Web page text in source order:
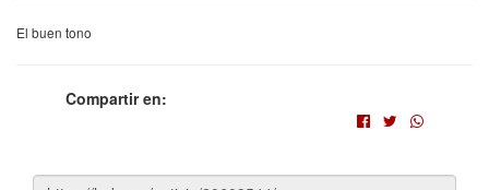
El buen tono
Compartir en: